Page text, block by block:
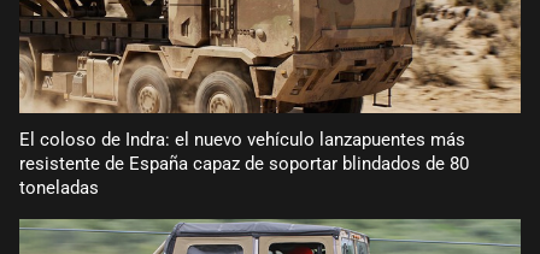
El coloso de Indra: el nuevo vehículo lanzapuentes más
resistente de España capaz de soportar blindados de 80
toneladas